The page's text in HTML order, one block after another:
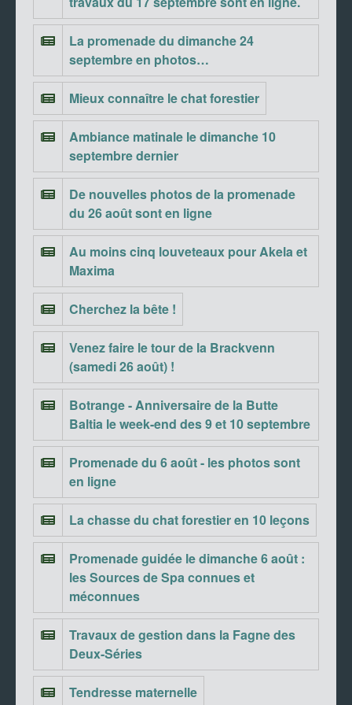
La promenade du dimanche 24
septembre en photos…
Mieux connaître le chat forestier
Ambiance matinale le dimanche 10
septembre dernier
De nouvelles photos de la promenade
du 26 août sont en ligne
Au moins cinq louveteaux pour Akela et
Maxima
Cherchez la bête !
Venez faire le tour de la Brackvenn
(samedi 26 août) !
Botrange - Anniversaire de la Butte
Baltia le week-end des 9 et 10 septembre
Promenade du 6 août - les photos sont
en ligne
La chasse du chat forestier en 10 leçons
Promenade guidée le dimanche 6 août :
les Sources de Spa connues et
méconnues
Travaux de gestion dans la Fagne des
Deux-Séries
Tendresse maternelle